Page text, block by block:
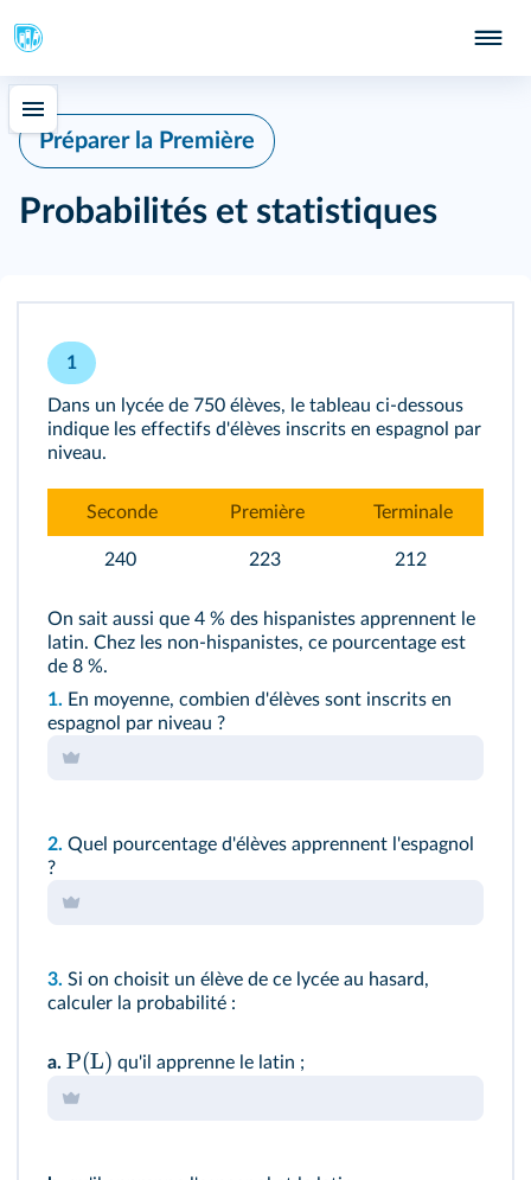
Préparer la Première
Probabilités et statistiques
1
Dans un lycée de 750 élèves, le tableau ci-dessous
indique les effectifs d'élèves inscrits en espagnol par
niveau.
Seconde Première Terminale
240 223 212
On sait aussi que 4 % des hispanistes apprennent le
latin. Chez les non-hispanistes, ce pourcentage est
de 8 %.
1. En moyenne, combien d'élèves sont inscrits en
espagnol par niveau ?
2. Quel pourcentage d'élèves apprennent l'espagnol
?
3. Si on choisit un élève de ce lycée au hasard,
calculer la probabilité :
a. P(L) qu'il apprenne le latin ;